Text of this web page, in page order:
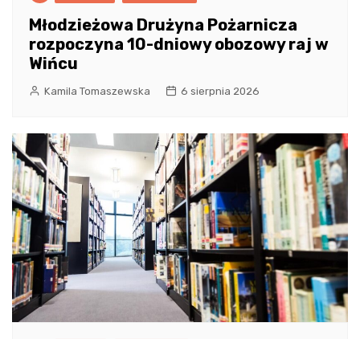
Młodzieżowa Drużyna Pożarnicza
rozpoczyna 10-dniowy obozowy raj w
Wińcu
Kamila Tomaszewska 6 sierpnia 2026